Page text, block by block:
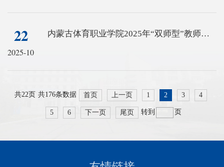
22
2025-10
内蒙古体育职业学院2025年“双师型”教师认定结果公示
共22页 共176条数据 首页 上一页 1 2 3 4
5 6 下一页 尾页 转到 页